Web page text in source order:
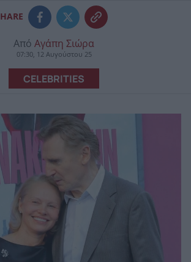
Από Αγάπη Σιώρα
07:30, 12 Αυγούστου 25
CELEBRITIES